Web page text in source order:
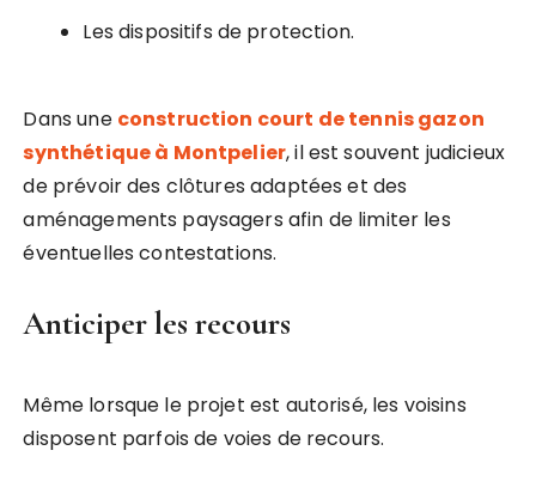
Les dispositifs de protection.
Dans une construction court de tennis gazon
synthétique à Montpelier, il est souvent judicieux
de prévoir des clôtures adaptées et des
aménagements paysagers afin de limiter les
éventuelles contestations.
Anticiper les recours
Même lorsque le projet est autorisé, les voisins
disposent parfois de voies de recours.